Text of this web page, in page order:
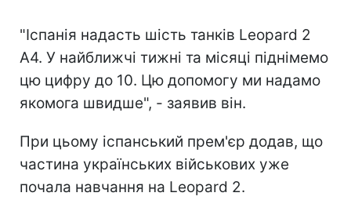
"Іспанія надасть шість танків Leopard 2
А4. У найближчі тижні та місяці піднімемо
цю цифру до 10. Цю допомогу ми надамо
якомога швидше", - заявив він.
При цьому іспанський прем'єр додав, що
частина українських військових уже
почала навчання на Leopard 2.